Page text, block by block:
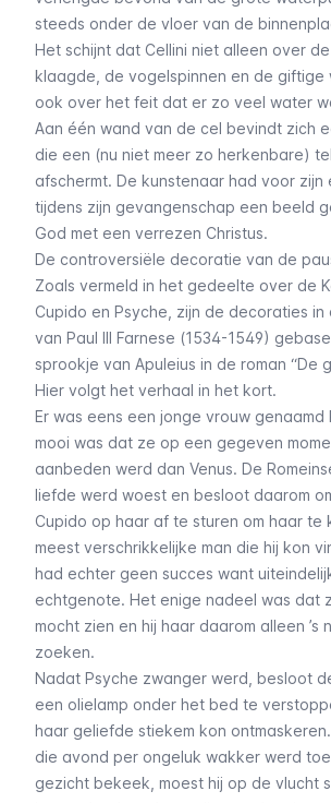
steeds onder de vloer van de
Het schijnt dat Cellini niet alleen over
klaagde, de vogelspinnen en de giftige
ook over het feit dat er zo veel water
Aan één wand van de cel bevindt zich
die een (nu niet meer zo herkenbare)
afschermt. De kunstenaar had voor zijn
tijdens zijn gevangenschap een beeld
God met een verrezen Christus.
De controversiële decoratie van de
Zoals vermeld in het gedeelte over de
Cupido en Psyche , zijn de decoraties
van Paul III Farnese (1534-1549)
sprookje van Apuleius in de roman “De
Hier volgt het verhaal in het kort.
Er was eens een jonge vrouw genaamd
mooi was dat ze op een gegeven
aanbeden werd dan Venus. De
liefde werd woest en besloot daarom
Cupido op haar af te sturen om haar te
meest verschrikkelijke man die hij kon
had echter geen succes want
echtgenote. Het enige nadeel was dat
mocht zien en hij haar daarom alleen ’s
zoeken.
Nadat Psyche zwanger werd, besloot
een olielamp onder het bed te
haar geliefde stiekem kon
die avond per ongeluk wakker werd
gezicht bekeek, moest hij op de vlucht